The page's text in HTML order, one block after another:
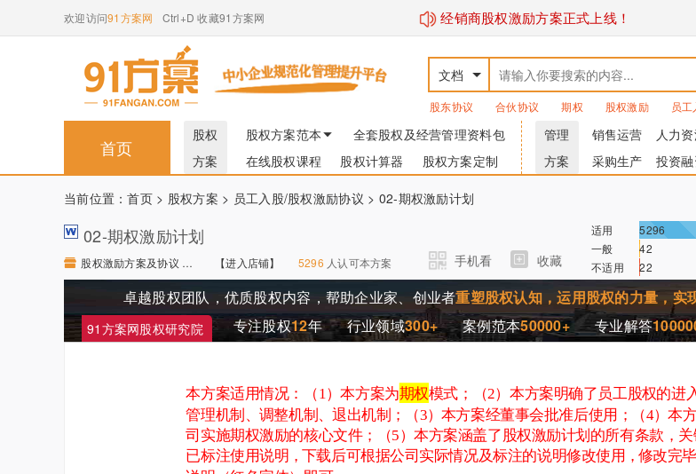
经销商股权激励方案正式上线！
欢迎访问91方案网 Ctrl+D 收藏91方案网
文档
股东协议 合伙协议 期权 股权激励 员
首页
股权
方案
股权方案范本
全套股权及经营管理资料包
在线股权课程
股权计算器 股权方案定制
管理
方案
销售运营 人力
采购生产
投资
当前位置：首页> 股权方案 > 员工入股/股权激励协议 > 02-期权激励计划
02-期权激励计划
股权激励方案及协议 【进入店铺】 【进入店铺】 5296 人认可本方案 手机看 收藏
适用 5296
一般
42
不适用
22
91方案网股权研究院
卓越股权团队，优质股权内容，帮助企业家、创业者重塑股权认知，运用股权的力量，实
专注股权12年 行业领域300+ 案例范本50000+ 专业解答